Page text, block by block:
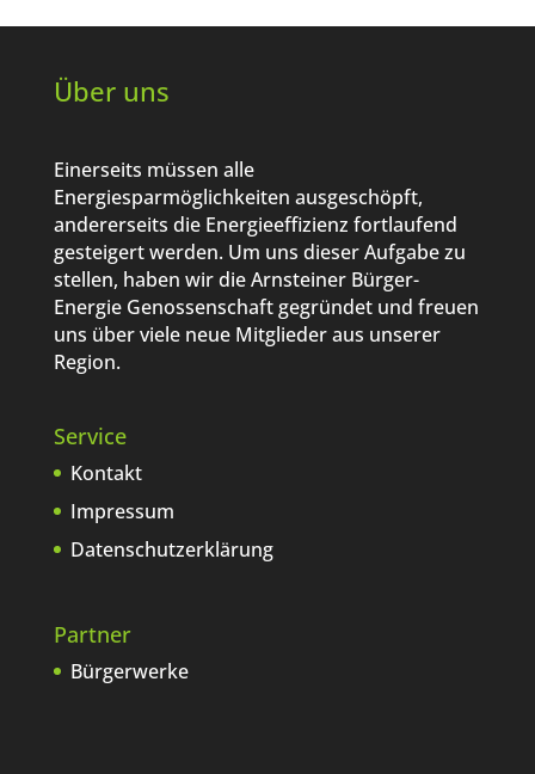
Über uns
Einerseits müssen alle
Energiesparmöglichkeiten ausgeschöpft,
andererseits die Energieeffizienz fortlaufend
gesteigert werden. Um uns dieser Aufgabe zu
stellen, haben wir die Arnsteiner Bürger-
Energie Genossenschaft gegründet und freuen
uns über viele neue Mitglieder aus unserer
Region.
Service
Kontakt
Impressum
Datenschutzerklärung
Partner
Bürgerwerke